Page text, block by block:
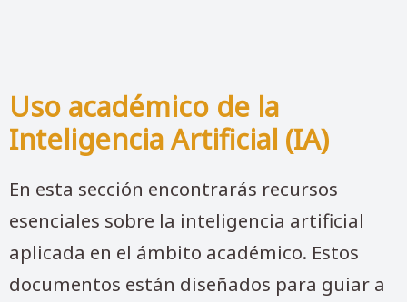
Uso académico de la
Inteligencia Artificial (IA)
En esta sección encontrarás recursos
esenciales sobre la inteligencia artificial
aplicada en el ámbito académico. Estos
documentos están diseñados para guiar a